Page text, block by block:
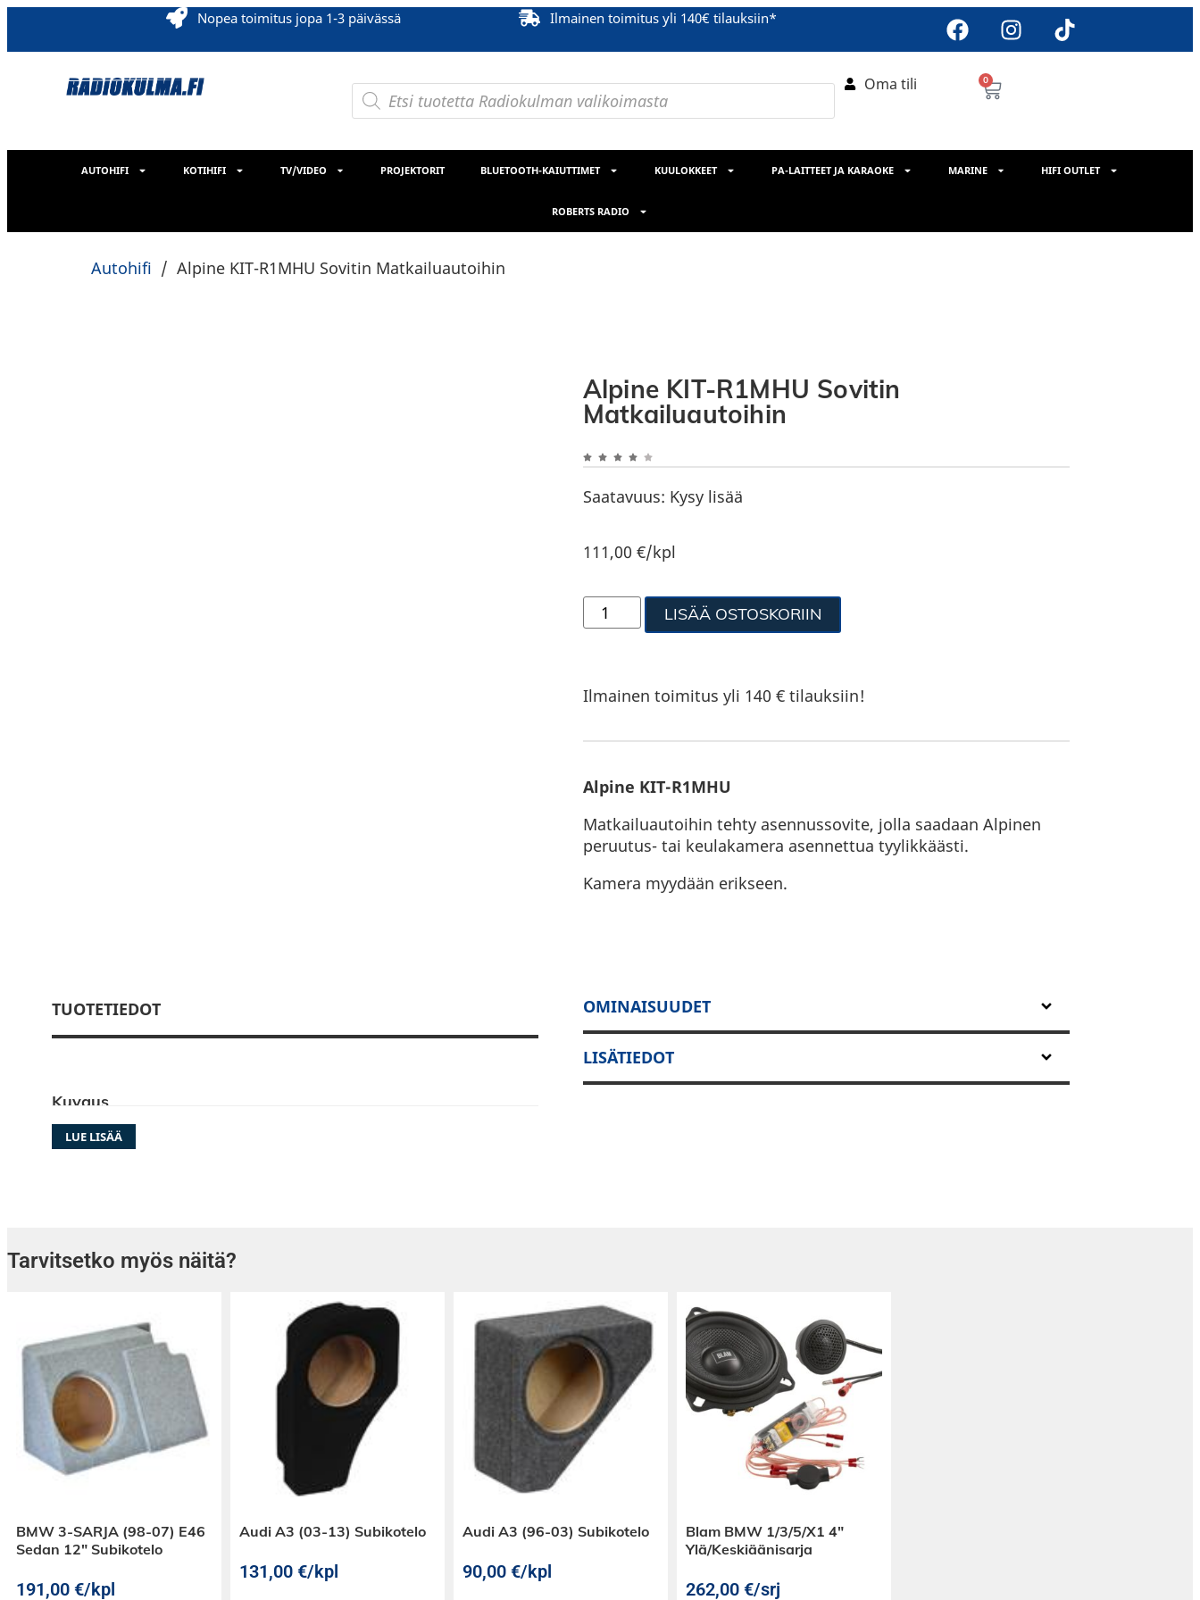
Nopea toimitus jopa 1-3 päivässä Ilmainen toimitus yli 140€ tilauksiin*
Oma tili 0
AUTOHIFI KOTIHIFI TV/VIDEO PROJEKTORIT BLUETOOTH-KAIUTTIMET KUULOKKEET PA-LAITTEET JA KARAOKE MARINE HIFI OUTLET
ROBERTS RADIO
Autohifi / Alpine KIT-R1MHU Sovitin Matkailuautoihin
Alpine KIT-R1MHU Sovitin
Matkailuautoihin
Saatavuus: Kysy lisää
111,00 €/kpl
LISÄÄ OSTOSKORIIN
Ilmainen toimitus yli 140 € tilauksiin!
Alpine KIT-R1MHU
Matkailuautoihin tehty asennussovite, jolla saadaan Alpinen
peruutus- tai keulakamera asennettua tyylikkäästi.
Kamera myydään erikseen.
TUOTETIEDOT
Kuvaus
UV-suojattu sekä vesitiivis.
LUE LISÄÄ
OMINAISUUDET
LISÄTIEDOT
Tarvitsetko myös näitä?
BMW 3-SARJA (98-07) E46
Sedan 12″ Subikotelo
191,00 €/kpl
Audi A3 (03-13) Subikotelo
131,00 €/kpl
Audi A3 (96-03) Subikotelo
90,00 €/kpl
Blam BMW 1/3/5/X1 4″
Ylä/Keskiäänisarja
262,00 €/srj